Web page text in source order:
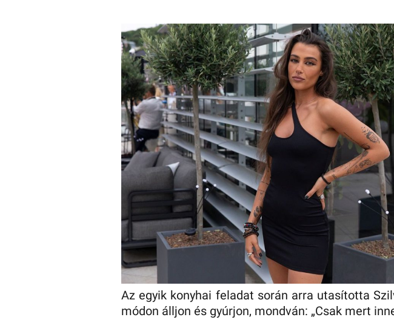
Az egyik konyhai feladat során arra utasította
módon álljon és gyúrjon, mondván: „Csak mert